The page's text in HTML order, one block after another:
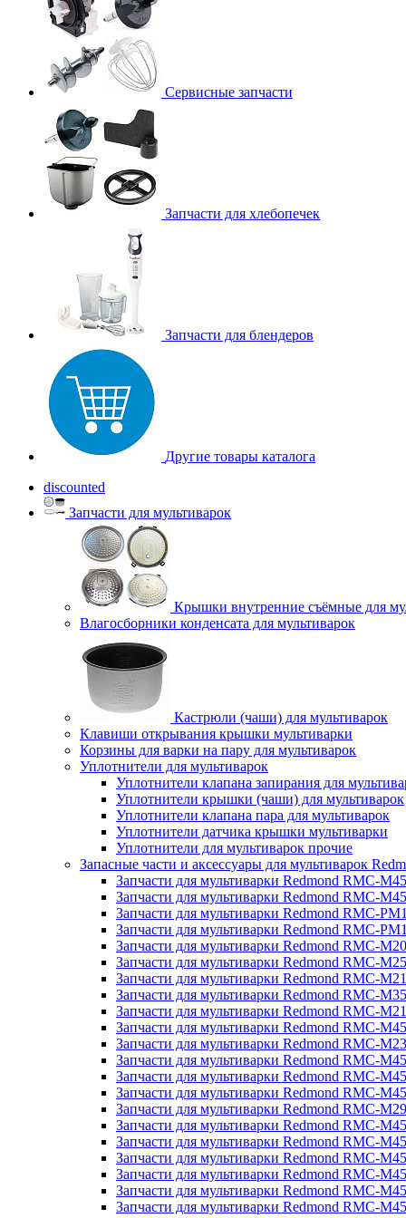
Сервисные запчасти
Запчасти для хлебопечек
Запчасти для блендеров
Другие товары каталога
discounted
Запчасти для мультиварок
Крышки внутренние съёмные для
Влагосборники конденсата для мультиварок
Кастрюли (чаши) для мультиварок
Клавиши открывания крышки мультиварки
Корзины для варки на пару для мультиварок
Уплотнители для мультиварок
Уплотнители клапана запирания для
Уплотнители крышки (чаши) для мультиварок
Уплотнители клапана пара для мультиварок
Уплотнители датчика крышки мультиварки
Уплотнители для мультиварок прочие
Запасные части и аксессуары для мультиварок
Запчасти для мультиварки Redmond RMC-
Запчасти для мультиварки Redmond RMC-
Запчасти для мультиварки Redmond RMC-
Запчасти для мультиварки Redmond RMC-
Запчасти для мультиварки Redmond RMC-M20
Запчасти для мультиварки Redmond RMC-M25
Запчасти для мультиварки Redmond RMC-M21
Запчасти для мультиварки Redmond RMC-M35
Запчасти для мультиварки Redmond RMC-
Запчасти для мультиварки Redmond RMC-
Запчасти для мультиварки Redmond RMC-M23
Запчасти для мультиварки Redmond RMC-
Запчасти для мультиварки Redmond RMC-
Запчасти для мультиварки Redmond RMC-
Запчасти для мультиварки Redmond RMC-M29
Запчасти для мультиварки Redmond RMC-
Запчасти для мультиварки Redmond RMC-
Запчасти для мультиварки Redmond RMC-
Запчасти для мультиварки Redmond RMC-
Запчасти для мультиварки Redmond RMC-
Запчасти для мультиварки Redmond RMC-